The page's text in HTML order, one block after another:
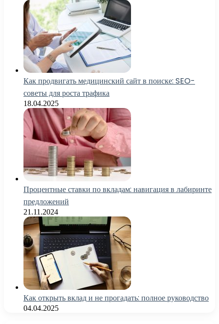
Как продвигать медицинский сайт в поиске: SEO-
советы для роста трафика
18.04.2025
Процентные ставки по вкладам: навигация в лабиринте
предложений
21.11.2024
Как открыть вклад и не прогадать: полное руководство
04.04.2025